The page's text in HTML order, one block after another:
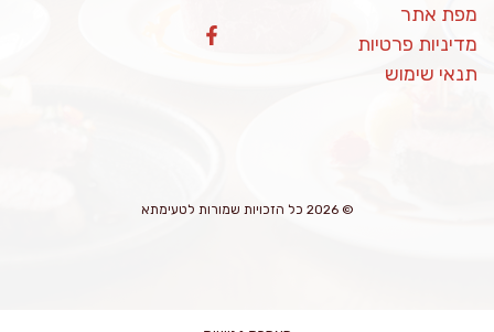
מפת אתר
מדיניות פרטיות
תנאי שימוש
© 2026 כל הזכויות שמורות לטעימתא